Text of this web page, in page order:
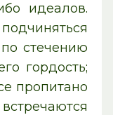
идеалов.
стечению
гордость;
пропитано